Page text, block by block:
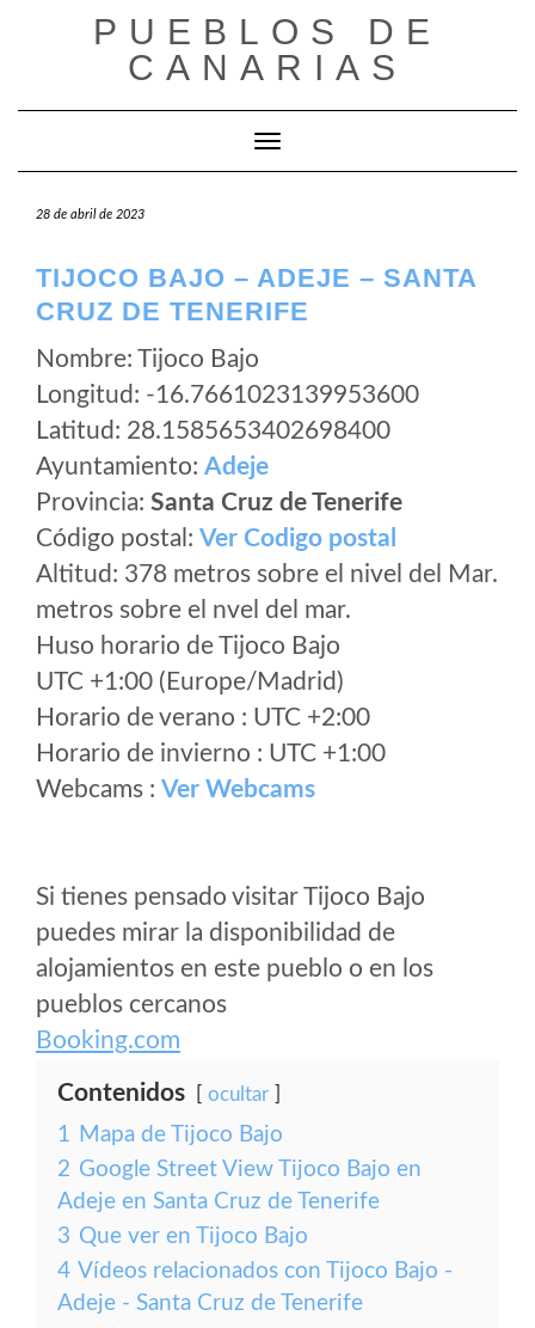
PUEBLOS DE
CANARIAS
Cambiar modo de navegación
28 de abril de 2023
TIJOCO BAJO – ADEJE – SANTA
CRUZ DE TENERIFE
Nombre: Tijoco Bajo
Longitud: -16.7661023139953600
Latitud: 28.1585653402698400
Ayuntamiento: Adeje
Provincia: Santa Cruz de Tenerife
Código postal: Ver Codigo postal
Altitud: 378 metros sobre el nivel del Mar.
metros sobre el nvel del mar.
Huso horario de Tijoco Bajo
UTC +1:00 (Europe/Madrid)
Horario de verano : UTC +2:00
Horario de invierno : UTC +1:00
Webcams : Ver Webcams
Si tienes pensado visitar Tijoco Bajo
puedes mirar la disponibilidad de
alojamientos en este pueblo o en los
pueblos cercanos
Booking.com
Contenidos ocultar
1 Mapa de Tijoco Bajo
2 Google Street View Tijoco Bajo en
Adeje en Santa Cruz de Tenerife
3 Que ver en Tijoco Bajo
4 Vídeos relacionados con Tijoco Bajo -
Adeje - Santa Cruz de Tenerife